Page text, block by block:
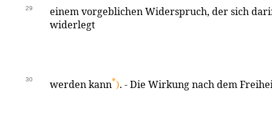
29
einem vorgeblichen Widerspruch, der sich
widerlegt
30 werden kann*). - Die Wirkung nach dem